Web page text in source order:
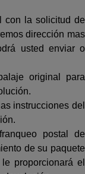
con la solicitud de
dirección mas
usted enviar o
original para
instrucciones del
postal de
de su paquete
proporcionará el